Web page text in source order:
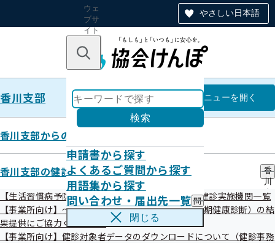
やさしい日本語
ウェ
ブサ
イト
のナ
ン
キーワードで探す
検索
申請書から探す
よくあるご質問から探す
用語集から探す
問い合わせ・届出先一覧 問
い
わ
閉じる
香川支部 香川支部
メニューを開く
香川支部からのお知らせ
香川支部の健診・保健指導のご案内
香
川
支
部
の
診
【生活習慣病予防健診】令和8年度生活習慣病予防健診実施機関一覧
【事業所向け】～事業主の皆様へ～事業者健診（定期健康診断）の結
果提供にご協力ください。
【事業所向け】健診対象者データのダウンロードについて（健診事務
第83回香川支部評議会
開催案内